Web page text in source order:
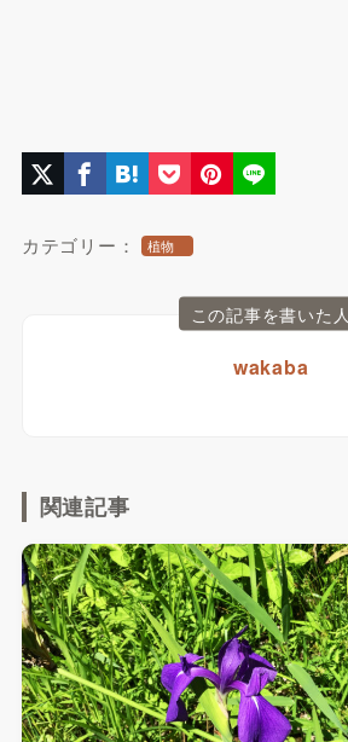
カテゴリー： 植物
この記事を書いた人
wakaba
関連記事